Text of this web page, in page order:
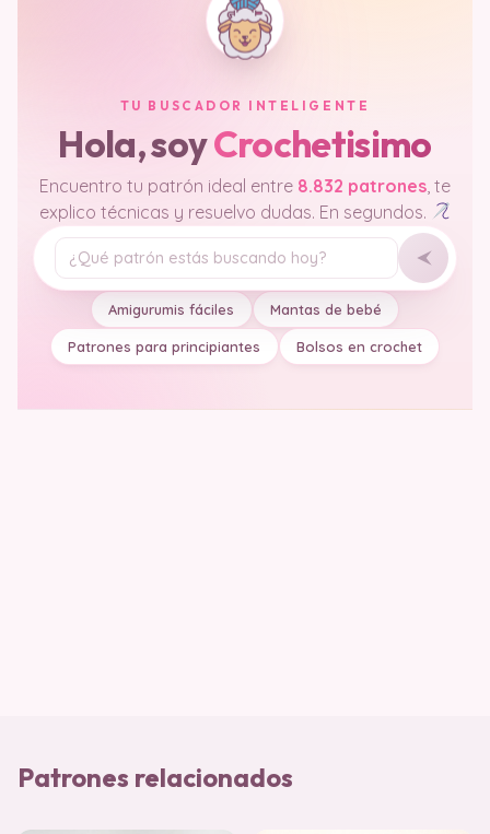
TU BUSCADOR INTELIGENTE
Hola, soyCrochetisimo
Encuentro tu patrón ideal entre 8.832 patrones , te
explico técnicas y resuelvo dudas. En segundos.
Tu pregunta
Amigurumis fáciles Mantas de bebé
Patrones para principiantes Bolsos en crochet
Patrones relacionados